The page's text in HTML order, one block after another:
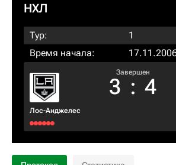
НХЛ
Тур:
1
Время начала:
Лос-Анджелес
Завершен
3 : 4